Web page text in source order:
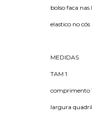
bolso faca nas
elastico no cós
MEDIDAS
TAM 1
comprimento
largura